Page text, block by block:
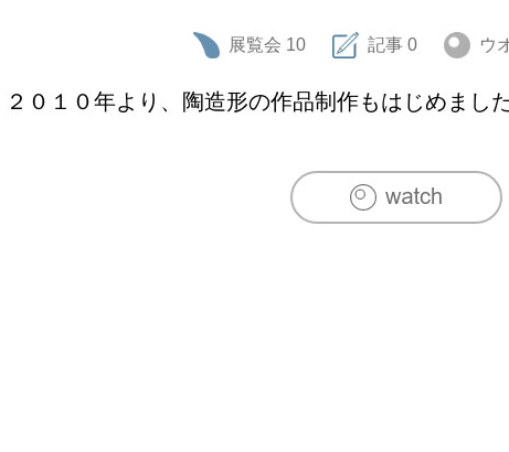
展覧会 10 記事 0 ウ
２０１０年より、陶造形の作品制作もはじめました